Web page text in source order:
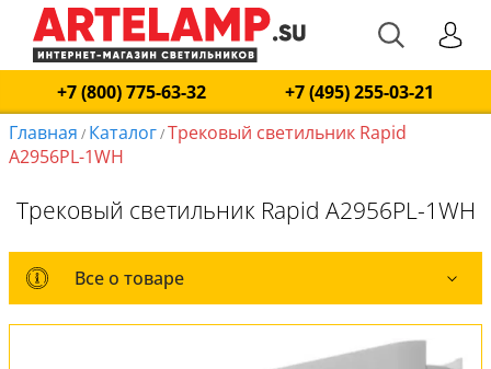
+7 (800) 775-63-32
+7 (495) 255-03-21
Главная / Каталог/Трековый светильник Rapid
A2956PL-1WH
Трековый светильник Rapid A2956PL-1WH
Все о товаре
Все о товаре